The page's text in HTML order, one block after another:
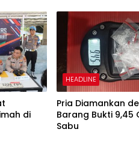
di
HEADLINE
Pria Diamankan
Barang Bukti 9,45
Sabu